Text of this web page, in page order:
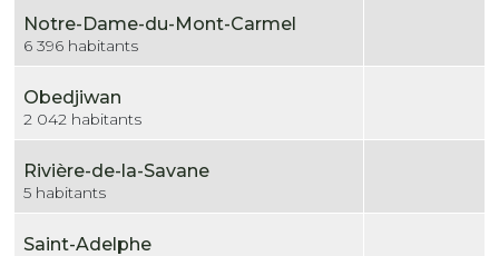
Notre-Dame-du-Mont-Carmel
6 396 habitants
Obedjiwan
2 042 habitants
Rivière-de-la-Savane
5 habitants
Saint-Adelphe